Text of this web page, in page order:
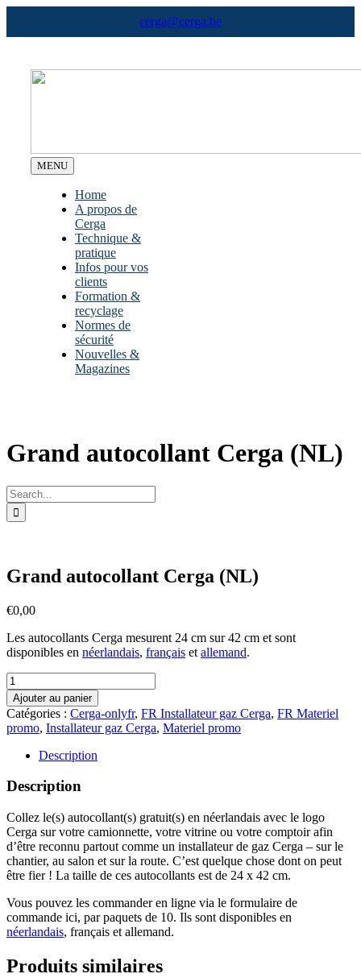
content
cerga@cerga.be
MENU
Home
A propos de
Cerga
Technique &
pratique
Infos pour vos
clients
Formation &
recyclage
Normes de
sécurité
Nouvelles &
Magazines
Grand autocollant Cerga (NL)
Search
for:
Grand autocollant Cerga (NL)
€0,00
Les autocollants Cerga mesurent 24 cm sur 42 cm et sont
disponibles en néerlandais, français et allemand.
quantité
de
Grand
autocollant
Cerga
(NL)
Ajouter au panier
Catégories : Cerga-onlyfr, FR Installateur gaz Cerga, FR Materiel
promo, Installateur gaz Cerga, Materiel promo
Description
Description
Collez le(s) autocollant(s) gratuit(s) en néerlandais avec le logo
Cerga sur votre camionnette, votre vitrine ou votre comptoir afin
d’être reconnu partout comme un installateur de gaz Cerga – sur le
chantier, au salon et sur la route. C’est quelque chose dont on peut
être fier ! La taille de ces autocollants est de 24 x 42 cm.
Vous pouvez les commander en ligne via le formulaire de
commande ici, par paquets de 10. Ils sont disponibles en
néerlandais, français et allemand.
Produits similaires